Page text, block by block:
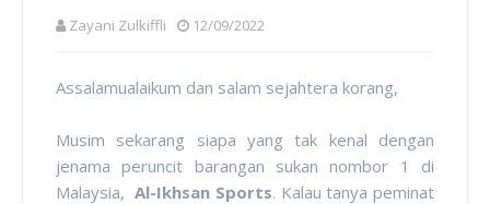
Zayani Zulkiffli 12/09/2022
Assalamualaikum dan salam sejahtera korang,
Musim sekarang siapa yang tak kenal dengan
jenama peruncit barangan sukan nombor 1 di
Malaysia,Al-Ikhsan Sports. Kalau tanya peminat